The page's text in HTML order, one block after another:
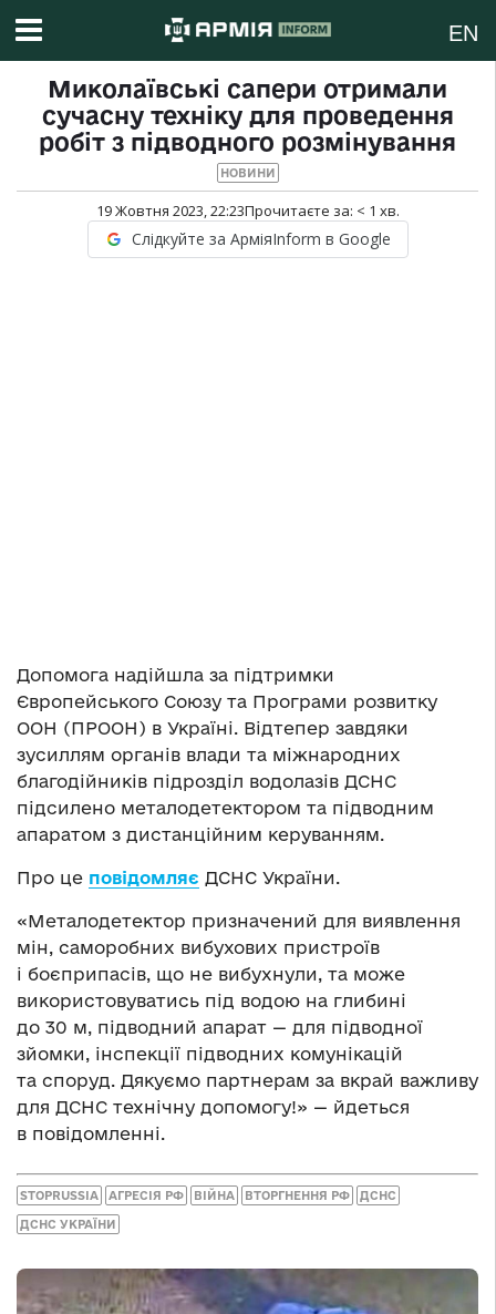
EN
Миколаївські сапери отримали
сучасну техніку для проведення
робіт з підводного розмінування
НОВИНИ
19 Жовтня 2023, 22:23Прочитаєте за: < 1 хв.
Слідкуйте за АрміяInform в Google
Допомога надійшла за підтримки
Європейського Союзу та Програми розвитку
ООН (ПРООН) в Україні. Відтепер завдяки
зусиллям органів влади та міжнародних
благодійників підрозділ водолазів ДСНС
підсилено металодетектором та підводним
апаратом з дистанційним керуванням.
Про це повідомляє ДСНС України.
«Металодетектор призначений для виявлення
мін, саморобних вибухових пристроїв
і боєприпасів, що не вибухнули, та може
використовуватись під водою на глибині
до 30 м, підводний апарат — для підводної
зйомки, інспекції підводних комунікацій
та споруд. Дякуємо партнерам за вкрай важливу
для ДСНС технічну допомогу!» — йдеться
в повідомленні.
STOPRUSSIA АГРЕСІЯ РФ ВІЙНА ВТОРГНЕННЯ РФ ДСНС
ДСНС УКРАЇНИ